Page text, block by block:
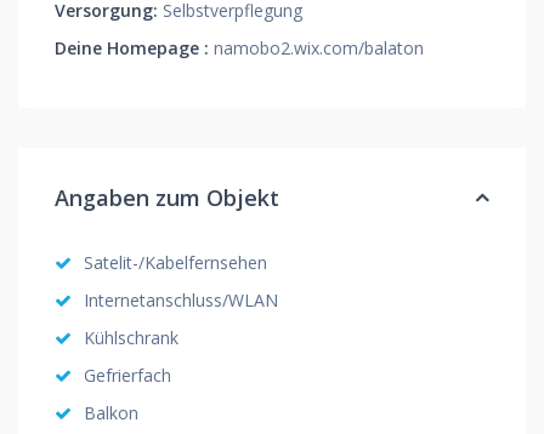
Versorgung: Selbstverpflegung
Deine Homepage : namobo2.wix.com/balaton
Angaben zum Objekt
Satelit-/Kabelfernsehen
Internetanschluss/WLAN
Kühlschrank
Gefrierfach
Balkon